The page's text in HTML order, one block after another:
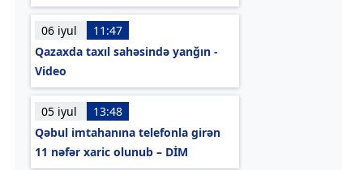
06 iyul
11:47
Qazaxda taxıl sahəsində yanğın -
Video
05 iyul
13:48
Qəbul imtahanına telefonla girən
11 nəfər xaric olunub – DİM